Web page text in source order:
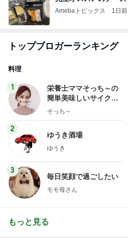
Amebaトピックス 1日前
トップブロガーランキング
料理
1
栄養士ママそっち～の
簡単美味しいサイクル
献立
そっち～
2
ゆうき酒場
ゆうき
3
毎日笑顔で過ごしたい
モモ母さん
もっと見る